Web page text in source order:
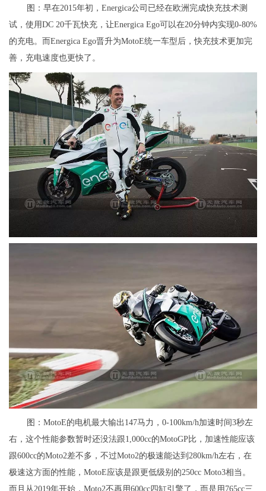
图：早在2015年初，Energica公司已经在欧洲完成快充技术测
试，使用DC 20千瓦快充，让Energica Ego可以在20分钟内实现0-80%
的充电。而Energica Ego晋升为MotoE统一车型后，快充技术更加完
善，充电速度也更快了。
图：MotoE的电机最大输出147马力，0-100km/h加速时间3秒左
右，这个性能参数暂时还没法跟1,000cc的MotoGP比，加速性能应该
跟600cc的Moto2差不多，不过Moto2的极速能达到280km/h左右，在
极速这方面的性能，MotoE应该是跟更低级别的250cc Moto3相当。
而且从2019年开始，Moto2不再用600cc四缸引擎了，而是用765cc三